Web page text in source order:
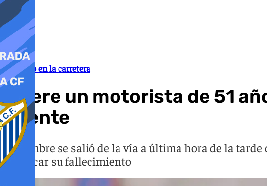
Siniestro en la carretera
Muere un motorista de 51
Puente
El hombre se salió de la vía a última hora de la
certificar su fallecimiento